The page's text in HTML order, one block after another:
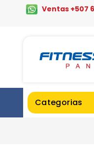
Ventas +507
Categorias